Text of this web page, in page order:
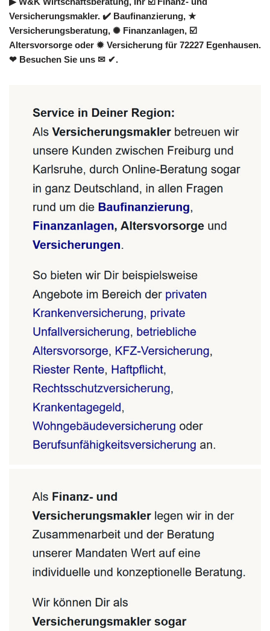
Versicherungsmakler. ✔️ Baufinanzierung, ★
Versicherungsberatung, ✺ Finanzanlagen, ☑️
Altersvorsorge oder ✹ Versicherung für 72227 Egenhausen.
❤ Besuchen Sie uns ✉ ✔.